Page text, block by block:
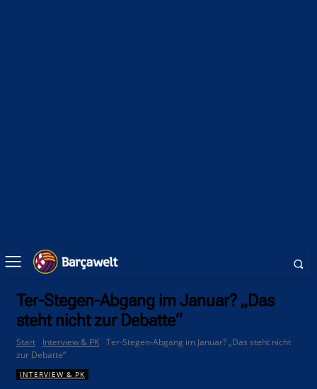
Ter-Stegen-Abgang im Januar? „Das
steht nicht zur Debatte“
Start Interview & PK Ter-Stegen-Abgang im Januar? „Das steht nicht
zur Debatte“
INTERVIEW & PK